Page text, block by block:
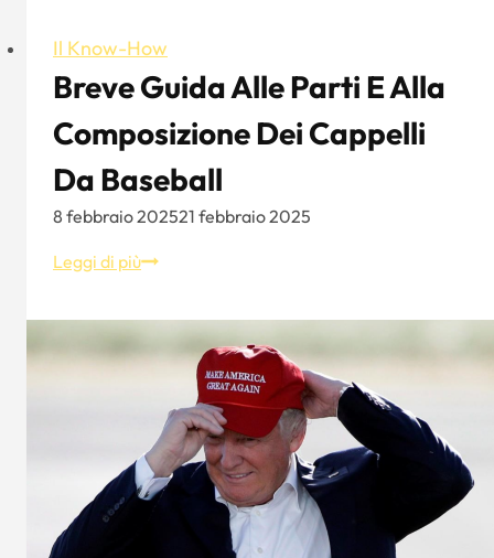
Il Know-How
Breve Guida Alle Parti E Alla
Composizione Dei Cappelli
Da Baseball
8 febbraio 202521 febbraio 2025
Leggi di piùBreve
alle
composizione
dei
cappelli